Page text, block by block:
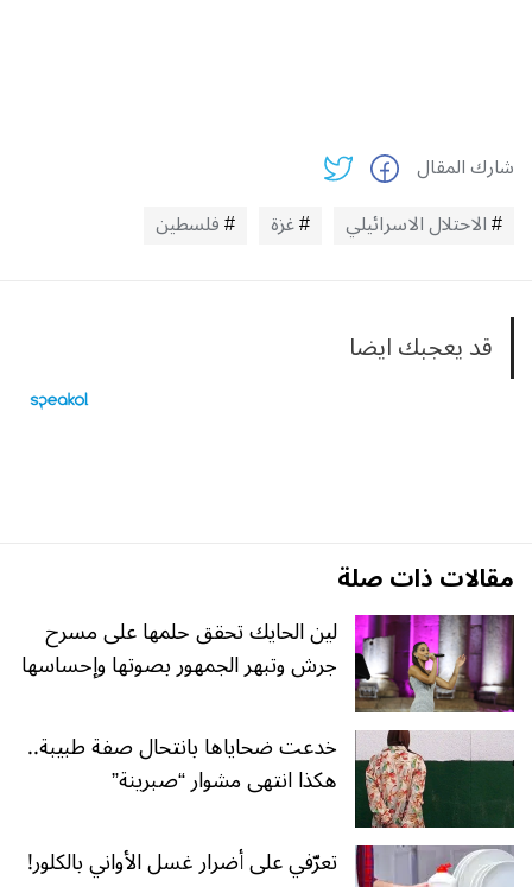
شارك المقال
الاحتلال الاسرائيلي
غزة فلسطين
قد يعجبك ايضا
مقالات ذات صلة
لين الحايك تحقق حلمها على مسرح
جرش وتبهر الجمهور بصوتها وإحساسها
خدعت ضحاياها بانتحال صفة طبيبة..
هكذا انتهى مشوار “صبرينة”
تعرّفي على أضرار غسل الأواني بالكلور!